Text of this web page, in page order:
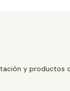
y productos